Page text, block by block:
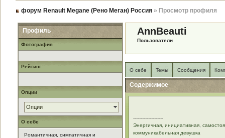
форум Renault Megane (Рено Меган) Россия » Просмотр профиля
Профиль
Фотография
Рейтинг
Опции
Опции
О себе
Романтичная, симпатичная и
AnnBeauti
Пользователи
О себе Темы Сообщения
Содержимое
--------------------
Энергичная, инициативная,
коммуникабельная девушка